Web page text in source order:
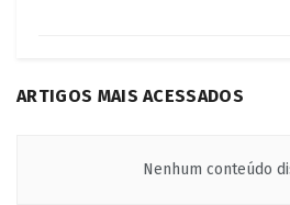
ARTIGOS MAIS ACESSADOS
Nenhum conteúdo